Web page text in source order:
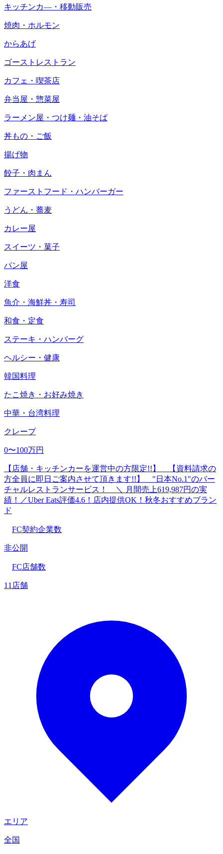
キッチンカ―・移動販売
焼肉・ホルモン
からあげ
ゴーストレストラン
カフェ・喫茶店
弁当屋・惣菜屋
ラーメン屋・つけ麺・油そば
丼もの・ご飯
揚げ物
餃子・肉まん
ファーストフード・ハンバーガー
うどん・蕎麦
カレー屋
スイーツ・菓子
パン屋
洋食
魚介・海鮮丼・寿司
和食・定食
ステーキ・ハンバーグ
ヘルシー・健康
韓国料理
たこ焼き・お好み焼き
中華・台湾料理
クレープ
0〜100万円
【店舗・キッチンカーを運営中の方限定!!】 【資料請求の
方全員に即日ご案内させて頂きます!!】 "日本No.1"のバー
チャルレストランサービス！ ＼ 月間売上619,987円の実
績！／Uber Eats評価4.6！店内提供OK！秋冬おすすめブラン
ド
FC契約企業数
非公開
FC店舗数
11店舗
エリア
全国